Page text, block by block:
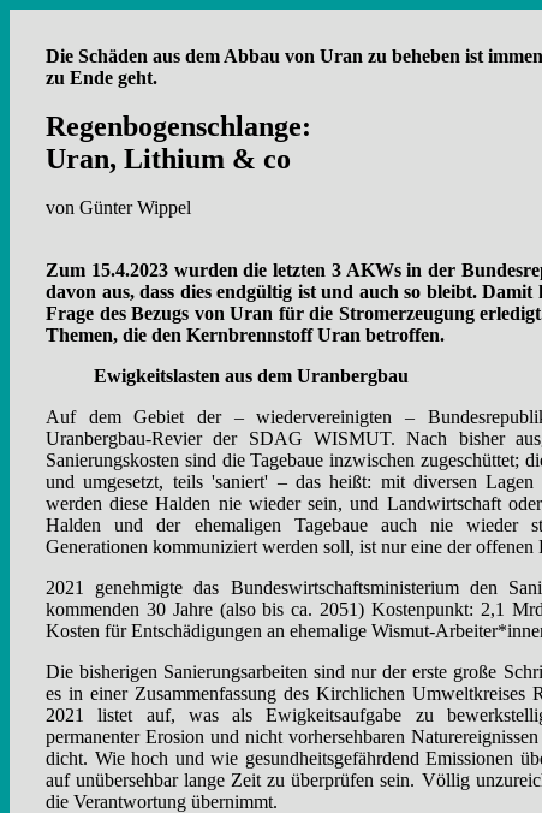
Die Schäden aus dem Abbau von Uran zu beheben ist
zu Ende geht.
Regenbogenschlange:
Uran, Lithium & co
von Günter Wippel
Zum 15.4.2023 wurden die letzten 3 AKWs in der
davon aus, dass dies endgültig ist und auch so bleibt.
Frage des Bezugs von Uran für die Stromerzeugung
Themen, die den Kernbrennstoff Uran betroffen.
Ewigkeitslasten aus dem Uranbergbau
Auf dem Gebiet der – wiedervereinigten –
Uranbergbau-Revier der SDAG WISMUT. Nach bisher
Sanierungskosten sind die Tagebaue inzwischen zugeschüttet;
und umgesetzt, teils 'saniert' – das heißt: mit diversen
werden diese Halden nie wieder sein, und Landwirtschaft
Halden und der ehemaligen Tagebaue auch nie wieder
Generationen kommuniziert werden soll, ist nur eine der offenen
2021 genehmigte das Bundeswirtschaftsministerium den
kommenden 30 Jahre (also bis ca. 2051) Kostenpunkt: 2,1
Kosten für Entschädigungen an ehemalige Wismut-
Die bisherigen Sanierungsarbeiten sind nur der erste große
es in einer Zusammenfassung des Kirchlichen Umweltkreises
2021 listet auf, was als Ewigkeitsaufgabe zu
permanenter Erosion und nicht vorhersehbaren
dicht. Wie hoch und wie gesundheitsgefährdend Emissionen
auf unübersehbar lange Zeit zu überprüfen sein. Völlig
die Verantwortung übernimmt.